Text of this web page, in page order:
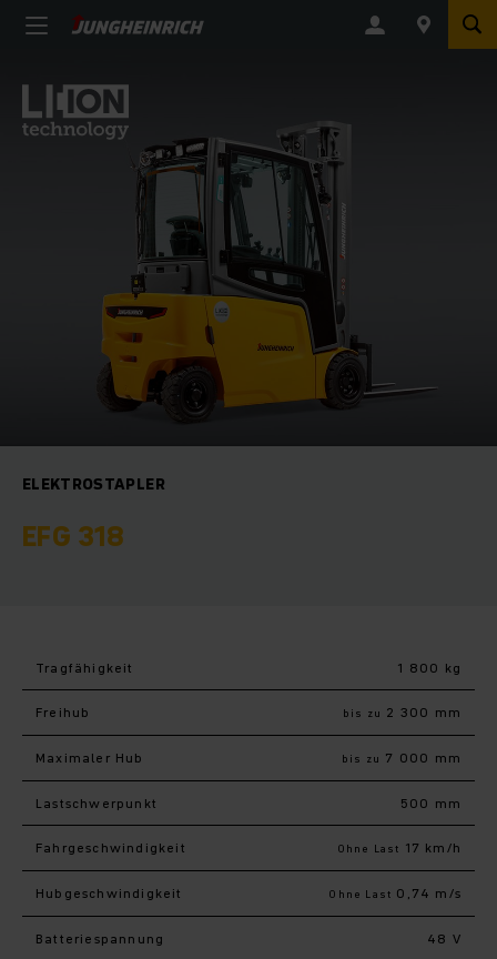
ELEKTROSTAPLER
EFG 318
Tragfähigkeit 1 800 kg
Freihub bis zu 2 300 mm
Maximaler Hub bis zu 7 000 mm
Last­schwerpunkt 500 mm
Fahr­geschwindigkeit Ohne Last 17 km/h
Hub­geschwindigkeit Ohne Last 0,74 m/s
Batteriespannung 48 V